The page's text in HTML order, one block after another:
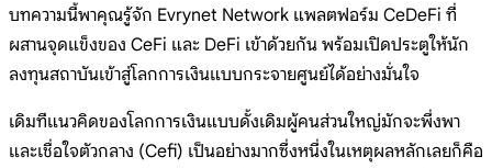
บทความนี้พาคุณรู้จัก Evrynet Network แพลตฟอร์ม CeDeFi ที่
ผสานจุดแข็งของ CeFi และ DeFi เข้าด้วยกัน พร้อมเปิดประตูให้นัก
ลงทุนสถาบันเข้าสู่โลกการเงินแบบกระจายศูนย์ได้อย่างมั่นใจ
เดิมทีแนวคิดของโลกการเงินแบบดั้งเดิมผู้คนส่วนใหญ่มักจะพึ่งพา
และเชื่อใจตัวกลาง (Cefi) เป็นอย่างมากซึ่งหนึ่งในเหตุผลหลักเลยก็คือ